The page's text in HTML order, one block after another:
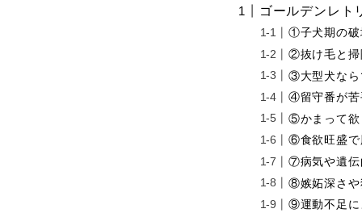
ゴールデンレト
①子犬期の破
②抜け毛と掃
③大型犬なら
④留守番が苦
⑤かまって欲
⑥食欲旺盛で
⑦病気や遺伝
⑧嫉妬深さや
⑨運動不足に